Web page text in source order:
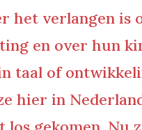
verlangen is
en over hun
taal of
hier in